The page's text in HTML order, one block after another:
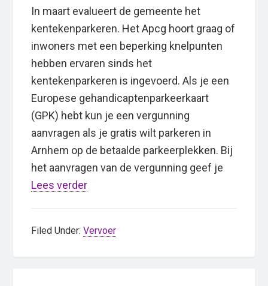
In maart evalueert de gemeente het
kentekenparkeren. Het Apcg hoort graag of
inwoners met een beperking knelpunten
hebben ervaren sinds het
kentekenparkeren is ingevoerd. Als je een
Europese gehandicaptenparkeerkaart
(GPK) hebt kun je een vergunning
aanvragen als je gratis wilt parkeren in
Arnhem op de betaalde parkeerplekken. Bij
het aanvragen van de vergunning geef je
Lees verder
Filed Under:Vervoer